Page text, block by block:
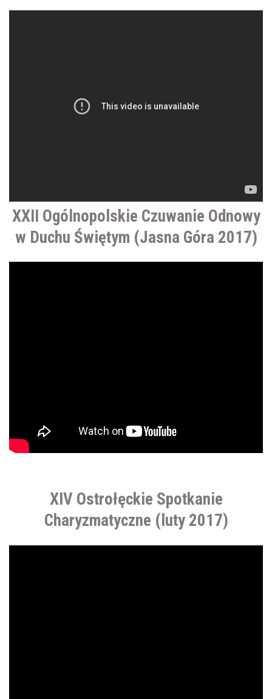
XXII Ogólnopolskie Czuwanie Odnowy
w Duchu Świętym (Jasna Góra 2017)
XIV Ostrołęckie Spotkanie
Charyzmatyczne (luty 2017)